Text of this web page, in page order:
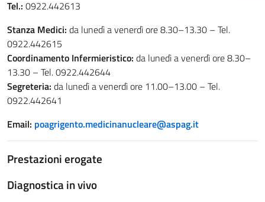
Tel.: 0922.442613
Stanza Medici: da lunedì a venerdì ore 8.30–13.30 – Tel.
0922.442615
Coordinamento Infermieristico: da lunedì a venerdì ore 8.30–
13.30 – Tel. 0922.442644
Segreteria: da lunedì a venerdì ore 11.00–13.00 – Tel.
0922.442641
Email: poagrigento.medicinanucleare@aspag.it
Prestazioni erogate
Diagnostica in vivo